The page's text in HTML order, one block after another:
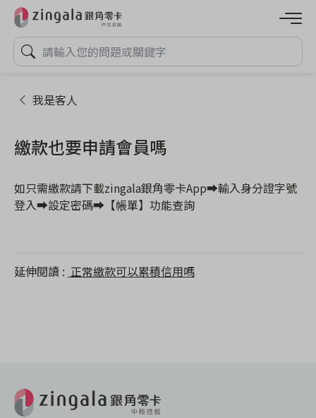
我是客人
繳款也要申請會員嗎
如只需繳款請下載zingala銀角零卡App➡輸入身分證字號
登入➡設定密碼➡【帳單】功能查詢
延伸閱讀 正常繳款可以累積信用嗎